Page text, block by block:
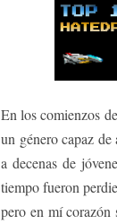
En los comienzos
un género capaz
a decenas de
tiempo fueron
pero en mí corazón